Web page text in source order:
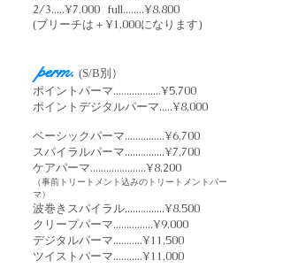
2/3.....¥7.000 full........¥8.800
(ブリーチは＋¥1,000になります)
perm. (S/B別）
ポイントパーマ..................¥5.700
ポイントデジタルパーマ.....¥8,000
ベーシックパーマ...............¥6,700
スパイラルパーマ...............¥7,700
ケアパーマ.....................¥8.200
（事前トリートメント込みのトリートメントパー
マ）
波巻きスパイラル...............¥8.500
クリープパーマ...............¥9.000
デジタルパーマ...........¥11,500
ツイストパーマ...........¥11,000